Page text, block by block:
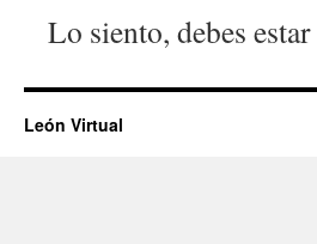
Lo siento, debes estar
León Virtual